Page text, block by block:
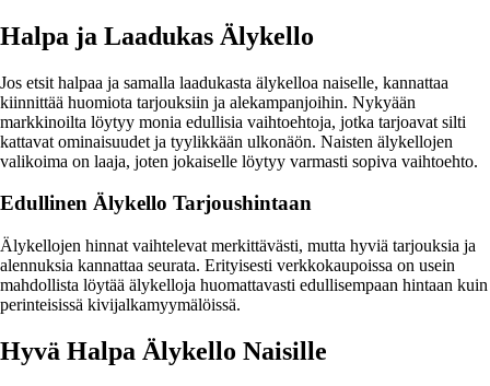
Halpa ja Laadukas Älykello
Jos etsit halpaa ja samalla laadukasta älykelloa naiselle, kannattaa
kiinnittää huomiota tarjouksiin ja alekampanjoihin. Nykyään
markkinoilta löytyy monia edullisia vaihtoehtoja, jotka tarjoavat silti
kattavat ominaisuudet ja tyylikkään ulkonäön. Naisten älykellojen
valikoima on laaja, joten jokaiselle löytyy varmasti sopiva vaihtoehto.
Edullinen Älykello Tarjoushintaan
Älykellojen hinnat vaihtelevat merkittävästi, mutta hyviä tarjouksia ja
alennuksia kannattaa seurata. Erityisesti verkkokaupoissa on usein
mahdollista löytää älykelloja huomattavasti edullisempaan hintaan kuin
perinteisissä kivijalkamyymälöissä.
Hyvä Halpa Älykello Naisille